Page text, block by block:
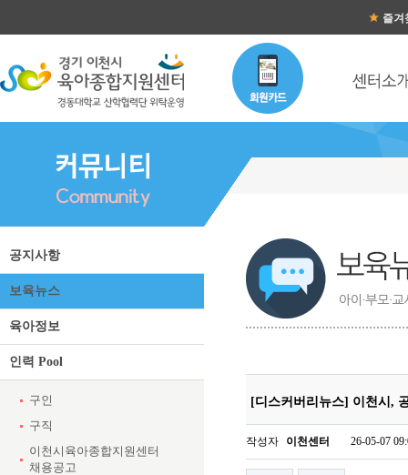
즐겨
공지사항
보육뉴스
육아정보
인력 Pool
구인
구직
이천시육아종합지원센터
채용공고
[디스커버리뉴스] 이천시,
작성자 이천센터 26-05-07